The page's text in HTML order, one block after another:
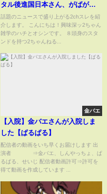
タル後進国日本さん、がばがば
セキュリティで攻撃されまくっ
てしまう [ 5chスレまとめ ]
話題のニュースで盛り上がる2chスレを紹
介します。 こんにちは！興味深ッ2ちゃん
雑学のハチとオシンです。 ８頭身のスタ
ンドを持つ2ちゃんねる...
金バエ
【入院】金バエさんが入院しま
した【ぱるぱる】
配信者の動画をいち早くお届けします 出
演者 ⇒金バエ、しんやっちょ、ぱ
るぱる、せいじ 配信者動画許可⇒許可を
得て動画を作成しています ...